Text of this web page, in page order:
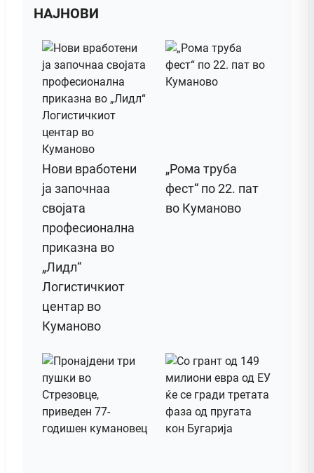
НАЈНОВИ
Нови вработени
ја започнаа
својата
професионална
приказна во
„Лидл“
Логистичкиот
центар во
Куманово
„Рома труба
фест“ по 22. пат
во Куманово